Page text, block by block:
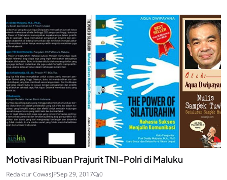
Motivasi Ribuan Prajurit TNI-Polri di Maluku
Redaktur CowasJPSep 29, 2017 0